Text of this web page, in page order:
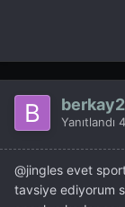
Yanıtlandı
@jingles evet
tavsiye ediyorum